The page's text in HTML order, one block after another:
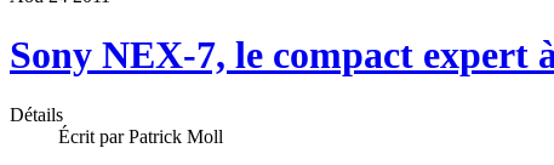
Sony NEX-7, le compact expert
Détails
Écrit par Patrick Moll